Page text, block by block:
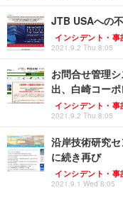
JTB USAへの
インシデント・事
2021.9.2 Thu 8:05
お問合せ管理
出、白崎コー
インシデント・事
2021.9.2 Thu 8:05
沿岸技術研究
に続き再び
インシデント・事
2021.9.1 Wed 8:05